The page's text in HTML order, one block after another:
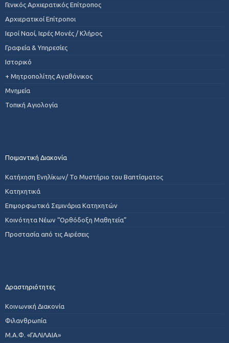
Γενικός Αρχιερατικός Επίτροπος
Αρχιερατικοί Επίτροποι
Ιεροί Ναοί, Ιερές Μονές / Κλήρος
Γραφεία & Υπηρεσίες
Ιστορικό
+ Μητροπολίτης Αγαθόνικος
Μνημεία
Τοπική Αγιολογία
Ποιμαντική Διακονία
Κατήχηση Ενηλίκων/ Το Μυστήριο του Βαπτίσματος
Κατηχητικά
Επιμορφωτικά Σεμινάρια Κατηχητών
Κοινότητα Νέων “Ορθόδοξη Μαθητεία”
Προστασία από τις Αιρέσεις
Δραστηριότητες
Κοινωνική Διακονία
Φιλανθρωπία
Μ.Α.Φ. «ΓΑΛΙΛΑΙΑ»